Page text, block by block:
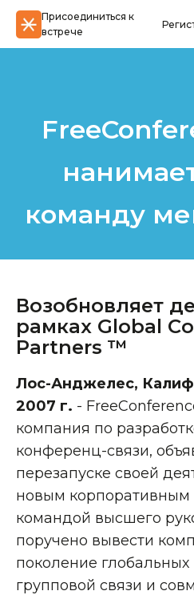
Присоединиться к
встрече
команду
Возобновляет
рамках Global
Partners ™
Лос-Анджелес,
2007 г. -
компания по
конференц-связи,
перезапуске своей
новым корпоративным
командой высшего
поручено вывести
поколение
групповой связи и